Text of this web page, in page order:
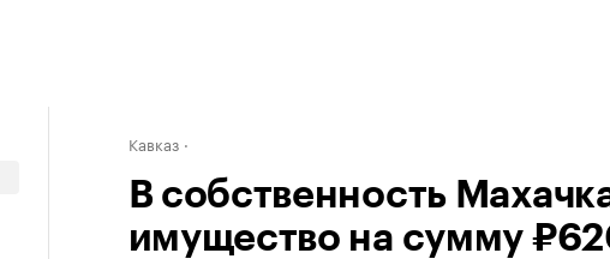
Кавказ
В собственность
имущество на сумму